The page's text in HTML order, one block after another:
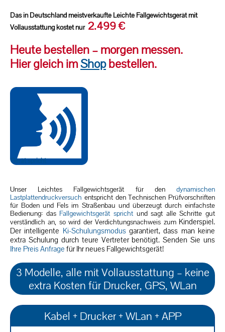
Das in Deutschland meistverkaufte Leichte Fallgewichtsgerät mit
Vollausstattung kostet nur 2.499 €
Heute bestellen – morgen messen.
Hier gleich imShopbestellen.
Gerät spricht
Unser Leichtes Fallgewichtsgerät für den dynamischen
Lastplattendruckversuch entspricht den Technischen Prüfvorschriften
für Boden und Fels im Straßenbau und überzeugt durch einfachste
Bedienung: das Fallgewichtsgerät sprichtund sagt alle Schritte gut
verständlich an, so wird der Verdichtungsnachweis zum Kinderspiel.
Der intelligente Ki-Schulungsmodusgarantiert, dass man keine
extra Schulung durch teure Vertreter benötigt. Senden Sie uns
Ihre Preis Anfrage für Ihr neues Fallgewichtsgerät!
3 Modelle, alle mit Vollausstattung – keine
extra Kosten für Drucker, GPS, WLan
Kabel + Drucker + WLan + APP